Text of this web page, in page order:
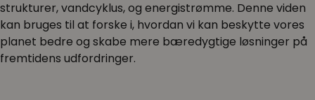
strukturer, vandcyklus, og energistrømme. Denne viden
kan bruges til at forske i, hvordan vi kan beskytte vores
planet bedre og skabe mere bæredygtige løsninger på
fremtidens udfordringer.